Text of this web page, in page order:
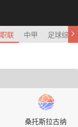
联 中甲 足球综合
桑托斯拉古纳